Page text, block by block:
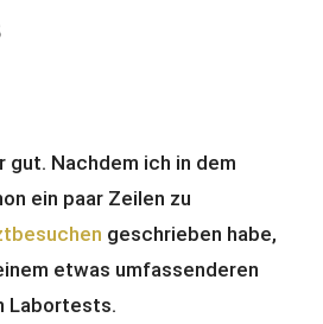
Nachdem ich in dem
ein paar Zeilen zu
geschrieben habe,
etwas umfassenderen
Labortests.